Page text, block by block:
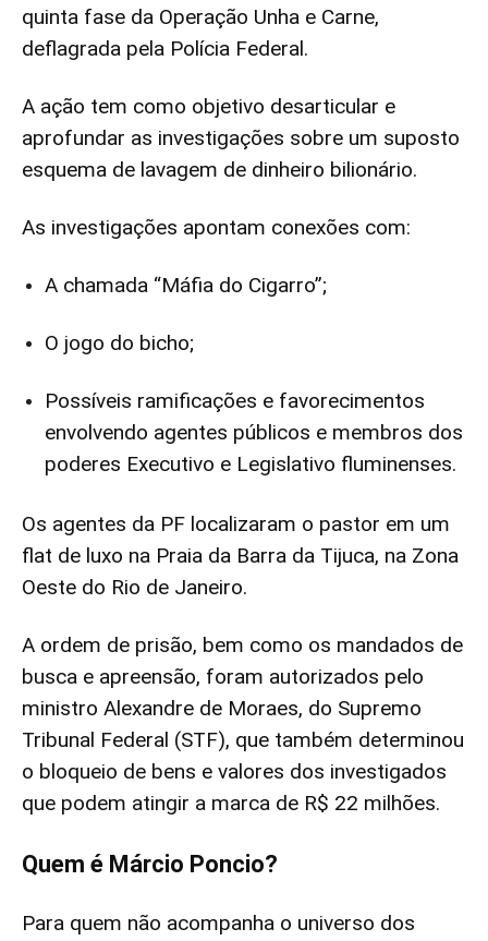
quinta fase da Operação Unha e Carne,
deflagrada pela Polícia Federal.
A ação tem como objetivo desarticular e
aprofundar as investigações sobre um suposto
esquema de lavagem de dinheiro bilionário.
As investigações apontam conexões com:
A chamada “Máfia do Cigarro”;
O jogo do bicho;
Possíveis ramificações e favorecimentos
envolvendo agentes públicos e membros dos
poderes Executivo e Legislativo fluminenses.
Os agentes da PF localizaram o pastor em um
flat de luxo na Praia da Barra da Tijuca, na Zona
Oeste do Rio de Janeiro.
A ordem de prisão, bem como os mandados de
busca e apreensão, foram autorizados pelo
ministro Alexandre de Moraes, do Supremo
Tribunal Federal (STF), que também determinou
o bloqueio de bens e valores dos investigados
que podem atingir a marca de R$ 22 milhões.
Quem é Márcio Poncio?
Para quem não acompanha o universo dos